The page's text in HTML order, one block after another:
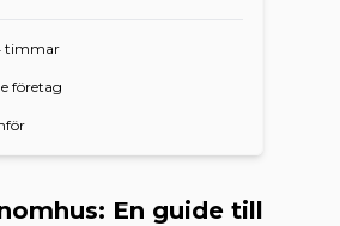
timmar
företag
En guide till